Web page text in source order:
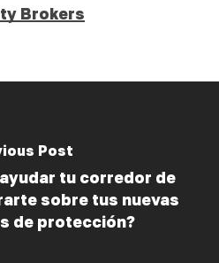
Brokers
Post
tu corredor de
sobre tus nuevas
de protección?